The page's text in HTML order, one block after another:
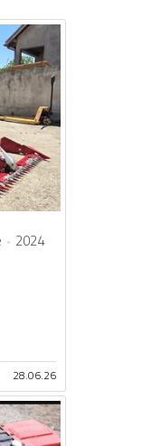
2024
28.06.26